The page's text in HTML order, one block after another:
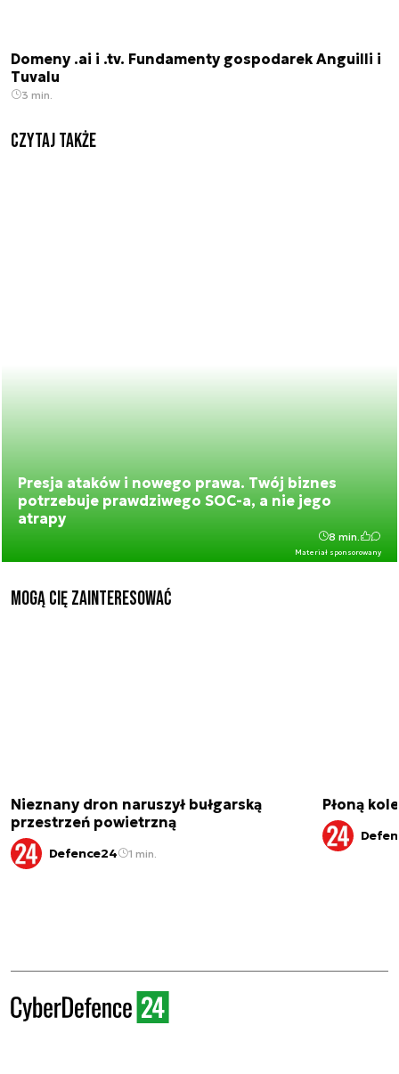
Domeny .ai i .tv. Fundamenty gospodarek Anguilli i
Tuvalu
3 min.
Czytaj także
Presja ataków i nowego prawa. Twój biznes
potrzebuje prawdziwego SOC-a, a nie jego
atrapy
Materiał sponsorowany
8 min.
Mogą Cię zainteresować
Nieznany dron naruszył bułgarską
przestrzeń powietrzną
Defence24 1 min.
Płoną